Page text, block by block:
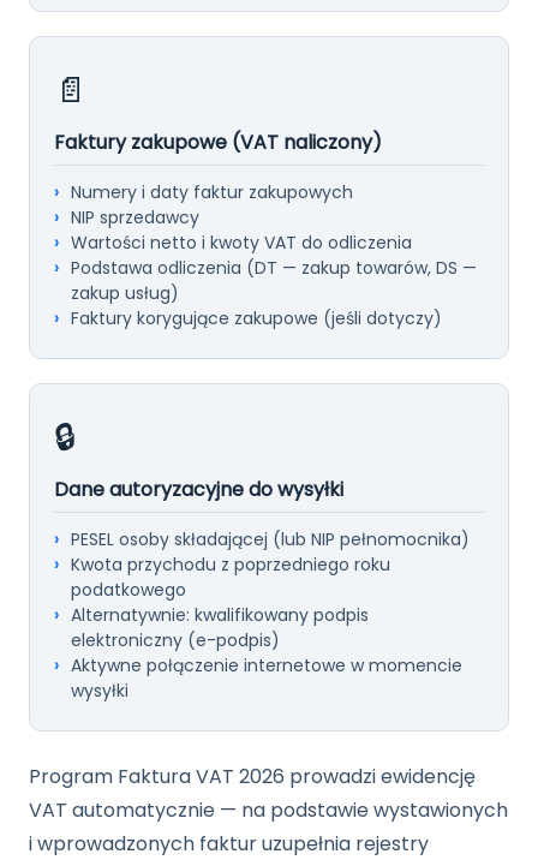
📄
Faktury zakupowe (VAT naliczony)
Numery i daty faktur zakupowych
NIP sprzedawcy
Wartości netto i kwoty VAT do odliczenia
Podstawa odliczenia (DT — zakup towarów, DS —
zakup usług)
Faktury korygujące zakupowe (jeśli dotyczy)
🔒
Dane autoryzacyjne do wysyłki
PESEL osoby składającej (lub NIP pełnomocnika)
Kwota przychodu z poprzedniego roku
podatkowego
Alternatywnie: kwalifikowany podpis
elektroniczny (e-podpis)
Aktywne połączenie internetowe w momencie
wysyłki
Program Faktura VAT 2026 prowadzi ewidencję
VAT automatycznie — na podstawie wystawionych
i wprowadzonych faktur uzupełnia rejestry